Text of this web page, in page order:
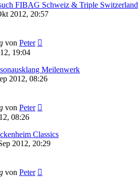
FIBAG Schweiz & Triple Switzerland
2012, 20:57
von Peter
19:04
Meilenwerk
2012, 08:26
von Peter
08:26
Classics
2012, 20:29
von Peter